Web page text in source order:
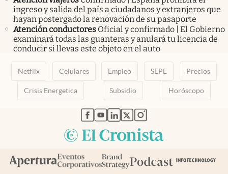
ingreso y salida del país a ciudadanos y extranjeros que
hayan postergado la renovación de su pasaporte
Atención conductores Oficial y confirmado | El Gobierno
examinará todas las guanteras y anulará tu licencia de
conducir si llevas este objeto en el auto
Netflix Celulares Empleo SEPE Precios
Crisis Energetica Subsidio Horóscopo
abre en nueva pestaña
abre en nueva pestaña
abre en nueva pestaña
abre en nueva pestaña
abre en nueva pestaña